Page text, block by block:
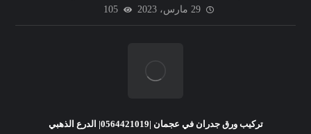
29 مارس، 2023
105
تركيب ورق جدران في عجمان |0564421019| الدرع الذهبي